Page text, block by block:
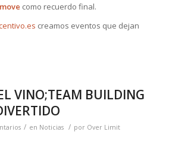
como recuerdo final.
creamos eventos que dejan
VINO;TEAM BUILDING
/ en Noticias / por Over Limit